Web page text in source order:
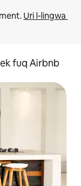
Uri l-lingwa
fuq Airbnb